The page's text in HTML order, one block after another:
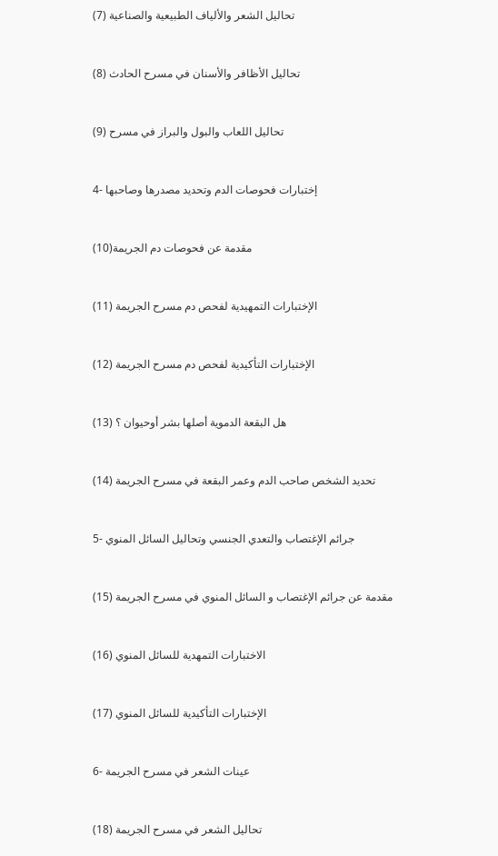
(7) تحاليل الشعر والألياف الطبيعية والصناعية
(8) تحاليل الأظافر والأسنان في مسرح الحادث
(9) تحاليل اللعاب والبول والبراز في مسرح
4- إختبارات فحوصات الدم وتحديد مصدرها وصاحبها
(10)مقدمة عن فحوصات دم الجريمة
(11) الإختبارات التمهيدية لفحص دم مسرح الجريمة
(12) الإختبارات التأكيدية لفحص دم مسرح الجريمة
(13) هل البقعة الدموية أصلها بشر أوحيوان ؟
(14) تحديد الشخص صاحب الدم وعمر البقعة في مسرح الجريمة
5- جرائم الإغتصاب والتعدي الجنسي وتحاليل السائل المنوي
(15) مقدمة عن جرائم الإغتصاب و السائل المنوي في مسرح الجريمة
(16) الاختبارات التمهدية للسائل المنوي
(17) الإختبارات التأكيدية للسائل المنوي
6- عينات الشعر في مسرح الجريمة
(18) تحاليل الشعر في مسرح الجريمة